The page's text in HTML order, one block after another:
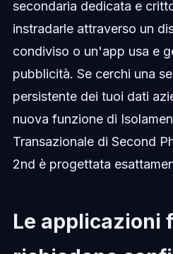
secondaria dedicata e
instradarle attraverso un
condiviso o un'app usa e
pubblicità. Se cerchi una
persistente dei tuoi dati
nuova funzione di
Transazionale di Second
2nd è progettata
Le applicazioni